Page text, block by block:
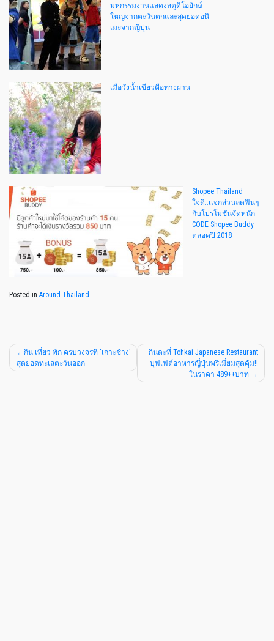
มหกรรมงานแสดงสตูดิโอยักษ์
ใหญ่จากตะวันตกและสุดยอดอนิ
เมะจากญี่ปุ่น
เมื่อวังน้ำเขียวคือทางผ่าน
Shopee Thailand
ใจดี..เเจกส่วนลดฟินๆ
กับโปรโมชั่นจัดหนัก
CODE Shopee Buddy
ตลอดปี 2018
Posted in Around Thailand
กิน เที่ยว พัก ครบวงจรที่ ‘เกาะช้าง’
สุดยอดทะเลตะวันออก
กินดะที่ Tohkai Japanese Restaurant
บุฟเฟ่ต์อาหารญี่ปุ่นพรีเมี่ยมสุดคุ้ม!!
ในราคา 489++บาท